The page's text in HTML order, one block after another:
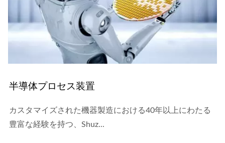
半導体プロセス装置
カスタマイズされた機器製造における40年以上にわたる
豊富な経験を持つ、Shuz...